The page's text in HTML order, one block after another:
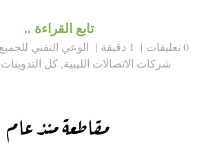
تابع القراءة ..
0 تعليقات 1 دقيقة الوعي التقني للجميع
شركات الاتصالات الليبية, كل التدوينات
مقاطعة منذ عام